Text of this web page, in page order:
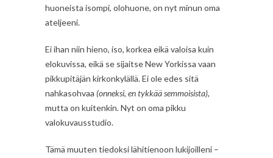
huoneista isompi, olohuone, on nyt minun oma
ateljeeni.
Ei ihan niin hieno, iso, korkea eikä valoisa kuin
elokuvissa, eikä se sijaitse New Yorkissa vaan
pikkupitäjän kirkonkylällä. Ei ole edes sitä
nahkasohvaa (onneksi, en tykkää semmoisista),
mutta on kuitenkin. Nyt on oma pikku
valokuvausstudio.
Tämä muuten tiedoksi lähitienoon lukijoilleni –